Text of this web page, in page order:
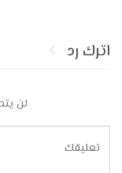
اترك رد
لن